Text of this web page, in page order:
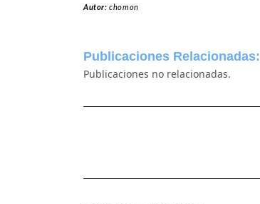
Autor:chomon
Publicaciones Relacionadas:
Publicaciones no relacionadas.